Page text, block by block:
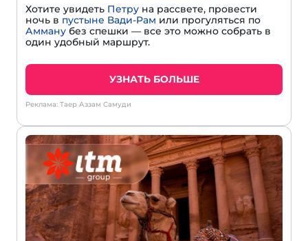
Хотите увидеть Петру на рассвете, провести
ночь в пустыне Вади-Рам или прогуляться по
Амману без спешки — все это можно собрать в
один удобный маршрут.
УЗНАТЬ БОЛЬШЕ
Реклама: Таер Аззам Самуди